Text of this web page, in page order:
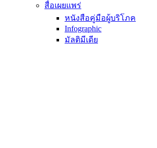
สื่อเผยแพร่
หนังสือคู่มือผู้บริโภค
Infographic
มัลติมีเดีย